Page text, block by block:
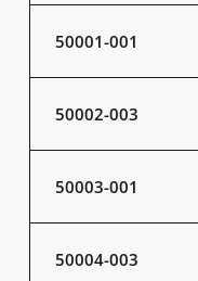
50001-001
50002-003
50003-001
50004-003